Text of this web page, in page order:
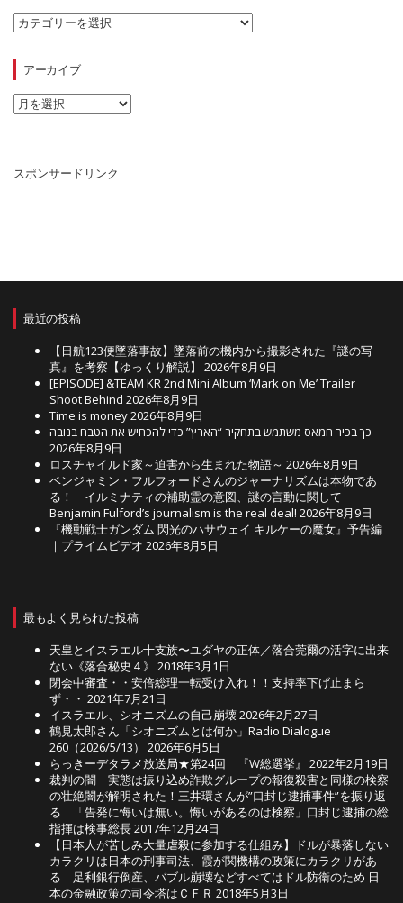
カ
テ
ー
アーカイブ
ア
ー
ブ
スポンサードリンク
最近の投稿
【日航123便墜落事故】墜落前の機内から撮影された『謎の写
真』を考察【ゆっくり解説】
2026年8月9日
[EPISODE] &TEAM KR 2nd Mini Album ‘Mark on Me’ Trailer
Shoot Behind 2026年8月9日
Time is money2026年8月9日
כך בכיר חמאס משתמש בתחקיר “הארץ” כדי להכחיש את הטבח בנובה
2026年8月9日
ロスチャイルド家～迫害から生まれた物語～ 2026年8月9日
ベンジャミン・フルフォードさんのジャーナリズムは本物であ
る！ イルミナティの補助霊の意図、謎の言動に関して
Benjamin Fulford’s journalism is the real deal! 2026年8月9日
『機動戦士ガンダム 閃光のハサウェイ キルケーの魔女』予告編
｜プライムビデオ 2026年8月5日
最もよく見られた投稿
天皇とイスラエル十支族〜ユダヤの正体／落合莞爾の活字に出来
ない《落合秘史４》 2018年3月1日
閉会中審査・・安倍総理一転受け入れ！！支持率下げ止まら
ず・・ 2021年7月21日
イスラエル、シオニズムの自己崩壊2026年2月27日
鶴見太郎さん「シオニズムとは何か」Radio Dialogue
260（2026/5/13）
2026年6月5日
らっきーデタラメ放送局★第24回 『W総選挙』
2022年2月19日
裁判の闇 実態は振り込め詐欺グループの報復殺害と同様の検察
の壮絶闇が解明された！三井環さんが”口封じ逮捕事件”を振り返
る 「告発に悔いは無い。悔いがあるのは検察」口封じ逮捕の総
指揮は検事総長2017年12月24日
【日本人が苦しみ大量虐殺に参加する仕組み】ドルが暴落しない
カラクリは日本の刑事司法、霞が関機構の政策にカラクリがあ
る 足利銀行倒産、バブル崩壊などすべてはドル防衛のため 日
本の金融政策の司令塔はＣＦＲ 2018年5月3日